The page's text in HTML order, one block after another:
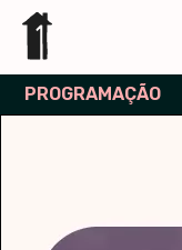
PROGRAMAÇÃO